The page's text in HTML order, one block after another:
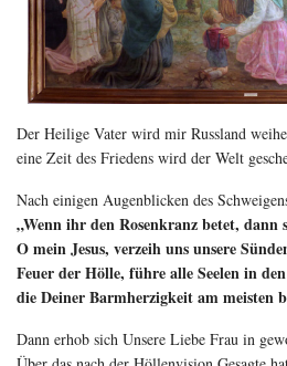
Der Heilige Vater wird mir Russland
eine Zeit des Friedens wird der Welt
Nach einigen Augenblicken des
„Wenn ihr den Rosenkranz betet, dann
O mein Jesus, verzeih uns unsere
Feuer der Hölle, führe alle Seelen in
die Deiner Barmherzigkeit am meisten
Dann erhob sich Unsere Liebe Frau in